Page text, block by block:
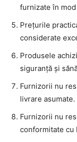
furnizate în
Prețurile
considerate
Produsele
siguranță și
Furnizorii nu
livrare asumate.
Furnizorii nu
conformitate cu